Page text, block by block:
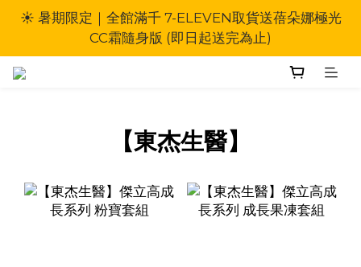
【追風奇幻島樂園】系列商品，單筆滿$2000，*郵寄
掛號*免運
☀️ 暑期限定｜全館滿千 7-ELEVEN取貨送蓓朵娜極光
CC霜隨身版 (即日起送完為止)
【追風奇幻島樂園】系列商品，單筆滿$2000，*郵寄
【東杰生醫】